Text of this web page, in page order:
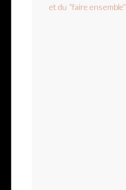
et du “faire ensemble”